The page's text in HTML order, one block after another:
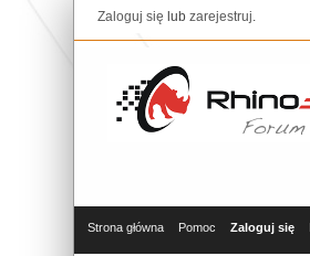
Zaloguj się lubzarejestruj.
Strona główna Pomoc Zaloguj się